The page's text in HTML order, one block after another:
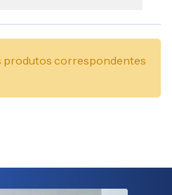
produtos correspondentes